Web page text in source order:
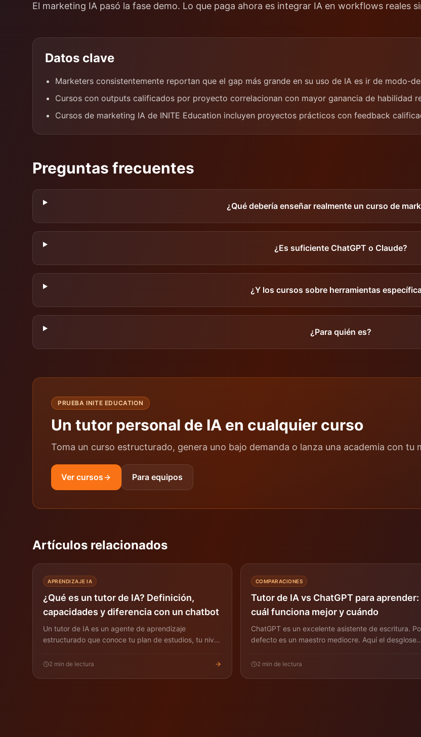
El marketing IA pasó la fase demo. Lo que paga ahora es integrar IA en workflows reales
Datos clave
Marketers consistentemente reportan que el gap más grande en su uso de IA es ir de modo-
Cursos con outputs calificados por proyecto correlacionan con mayor ganancia de habilidad
Cursos de marketing IA de INITE Education incluyen proyectos prácticos con feedback
Preguntas frecuentes
¿Qué debería enseñar realmente un curso de
¿Es suficiente ChatGPT o Claude?
¿Y los cursos sobre herramientas
¿Para quién es?
PRUEBA INITE EDUCATION
Un tutor personal de IA en cualquier curso
Toma un curso estructurado, genera uno bajo demanda o lanza una academia con
Ver cursos Para equipos
Artículos relacionados
APRENDIZAJE IA
¿Qué es un tutor de IA? Definición,
capacidades y diferencia con un chatbot
Un tutor de IA es un agente de aprendizaje
estructurado que conoce tu plan de estudios, tu nivel
hace y cómo evaluarlo.
2 min de lectura
COMPARACIONES
Tutor de IA vs ChatGPT para aprender:
cuál funciona mejor y cuándo
ChatGPT es un excelente asistente de escritura.
defecto es un maestro mediocre. Aquí el desglose
una habilidad real.
2 min de lectura